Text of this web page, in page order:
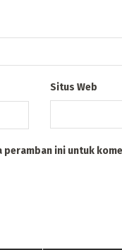
Situs Web
peramban ini untuk